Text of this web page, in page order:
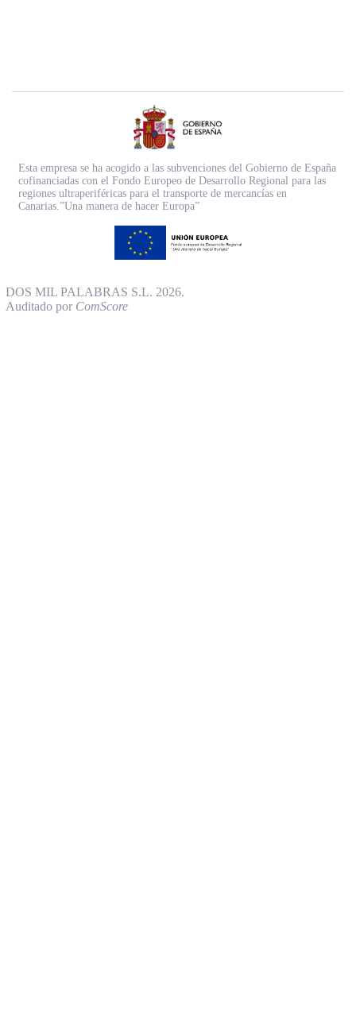
Esta empresa se ha acogido a las subvenciones del Gobierno de España
cofinanciadas con el Fondo Europeo de Desarrollo Regional para las
regiones ultraperiféricas para el transporte de mercancías en
Canarias.”Una manera de hacer Europa”
DOS MIL PALABRAS S.L. 2026.
Auditado por ComScore